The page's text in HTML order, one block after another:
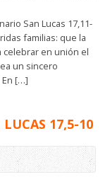
San Lucas 17,11-
familias: que la
celebrar en unión el
un sincero
En […]
17,5-10